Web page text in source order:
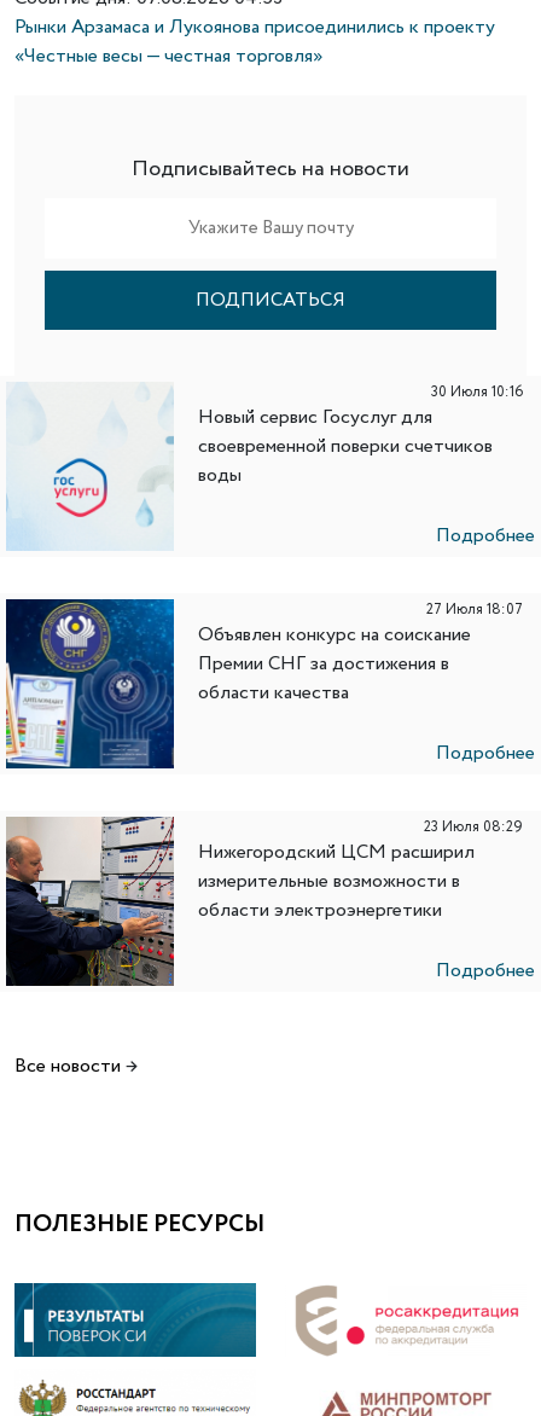
Рынки Арзамаса и Лукоянова присоединились к проекту
«Честные весы — честная торговля»
Подписывайтесь на новости
ПОДПИСАТЬСЯ
30 Июля 10:16
Новый сервис Госуслуг для
своевременной поверки счетчиков
воды
Подробнее
27 Июля 18:07
Объявлен конкурс на соискание
Премии СНГ за достижения в
области качества
Подробнее
23 Июля 08:29
Нижегородский ЦСМ расширил
измерительные возможности в
области электроэнергетики
Подробнее
Все новости →
ПОЛЕЗНЫЕ РЕСУРСЫ